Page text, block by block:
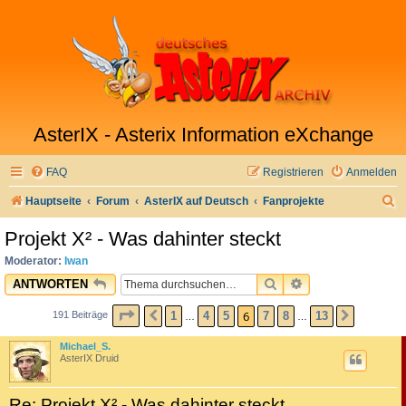
AsterIX - Asterix Information eXchange
FAQ Anmelden
Registrieren
Hauptseite Forum AsterIX auf Deutsch Fanprojekte
Projekt X² - Was dahinter steckt
Moderator: Iwan
ANTWORTEN SUCHEERWEITERTE
191 Beiträge SEITE6 VON 13
VORHERIGE
1 4 5 6 7 8 13
Michael_S.
AsterIX Druid